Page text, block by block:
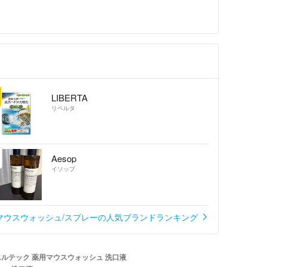
お願い致します。
LIBERTA
リベルタ
Aesop
イソップ
ウスウォッシュ/スプレーの人気ブランドランキング
テック 薬用マウスウォッシュ 洗口液